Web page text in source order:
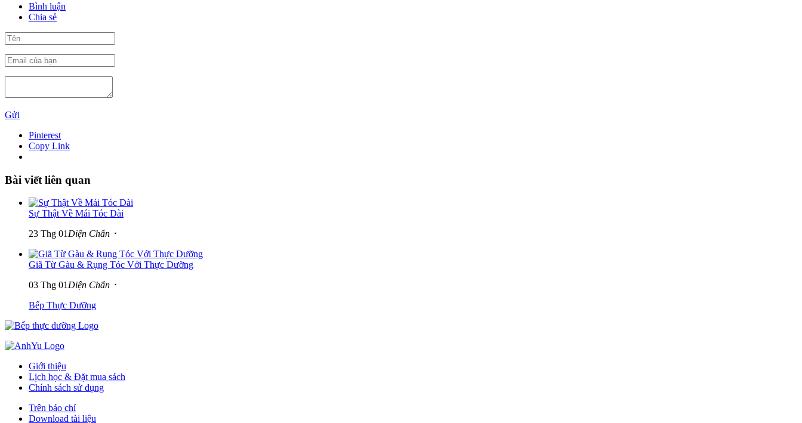
Bình luận
Chia sẻ
Gửi
Pinterest
Copy Link
Bài viết liên quan
Sự Thật Về Mái Tóc Dài
23 Thg 01 Diện Chẩn ･
Giã Từ Gàu & Rụng Tóc Với Thực Dưỡng
03 Thg 01 Diện Chẩn ･
Bếp Thực Dưỡng
Giới thiệu
Lịch học & Đặt mua sách
Chính sách sử dụng
Trên báo chí
Download tài liệu